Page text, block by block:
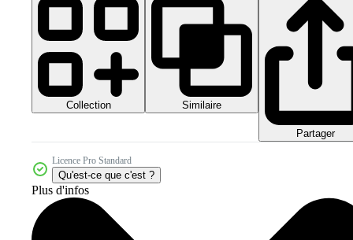
Collection Similaire
Partager
Licence Pro Standard
Qu'est-ce que c'est ?
Plus d'infos